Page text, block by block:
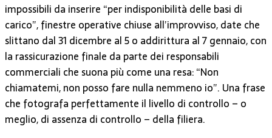
impossibili da inserire “per indisponibilità delle basi di
carico”, finestre operative chiuse all’improvviso, date che
slittano dal 31 dicembre al 5 o addirittura al 7 gennaio, con
la rassicurazione finale da parte dei responsabili
commerciali che suona più come una resa: “Non
chiamatemi, non posso fare nulla nemmeno io”. Una frase
che fotografa perfettamente il livello di controllo – o
meglio, di assenza di controllo – della filiera.